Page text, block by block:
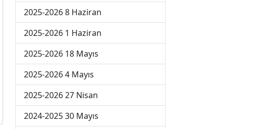
2025-2026 8 Haziran
2025-2026 1 Haziran
2025-2026 18 Mayıs
2025-2026 4 Mayıs
2025-2026 27 Nisan
2024-2025 30 Mayıs